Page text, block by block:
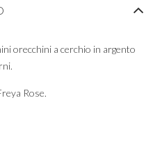
orecchini a cerchio in argento
Rose.